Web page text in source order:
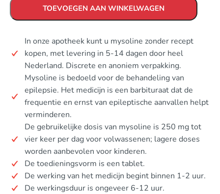
TOEVOEGEN AAN WINKELWAGEN
In onze apotheek kunt u mysoline zonder recept
kopen, met levering in 5-14 dagen door heel
Nederland. Discrete en anoniem verpakking.
Mysoline is bedoeld voor de behandeling van
epilepsie. Het medicijn is een barbituraat dat de
frequentie en ernst van epileptische aanvallen helpt
verminderen.
De gebruikelijke dosis van mysoline is 250 mg tot
vier keer per dag voor volwassenen; lagere doses
worden aanbevolen voor kinderen.
De toedieningsvorm is een tablet.
De werking van het medicijn begint binnen 1-2 uur.
De werkingsduur is ongeveer 6-12 uur.